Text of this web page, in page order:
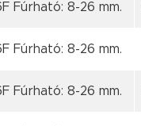
Fúrható: 8-26 mm.
Fúrható: 8-26 mm.
Fúrható: 8-26 mm.